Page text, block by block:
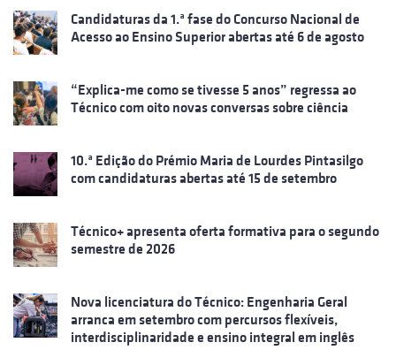
Candidaturas da 1.ª fase do Concurso Nacional de
Acesso ao Ensino Superior abertas até 6 de agosto
“Explica-me como se tivesse 5 anos” regressa ao
Técnico com oito novas conversas sobre ciência
10.ª Edição do Prémio Maria de Lourdes Pintasilgo
com candidaturas abertas até 15 de setembro
Técnico+ apresenta oferta formativa para o segundo
semestre de 2026
Nova licenciatura do Técnico: Engenharia Geral
arranca em setembro com percursos flexíveis,
interdisciplinaridade e ensino integral em inglês